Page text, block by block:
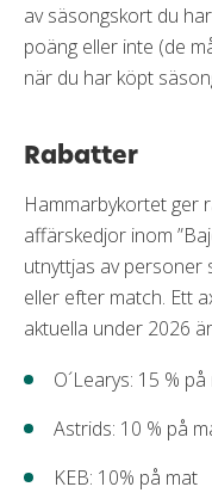
av säsongskort du
poäng eller inte (de
när du har köpt
Rabatter
Hammarbykortet ger
affärskedjor inom
utnyttjas av personer
eller efter match. Ett
aktuella under 2026
O´Learys: 15 %
Astrids: 10 % på
KEB: 10% på mat